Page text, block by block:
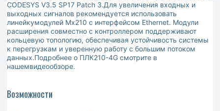
CODESYS V3.5 SP17 Patch 3.Для увеличения входных и
выходных сигналов рекомендуется использовать
линейкумодулей Мх210 с интерфейсом Ethernet. Модули
расширения совместно с контроллером поддерживают
кольцевую топологию, обеспечивая устойчивость системы
к перегрузкам и уверенную работу с большим потоком
данных.Подробнее о ПЛК210-4G смотрите в
нашемвидеообзоре.
Возможности